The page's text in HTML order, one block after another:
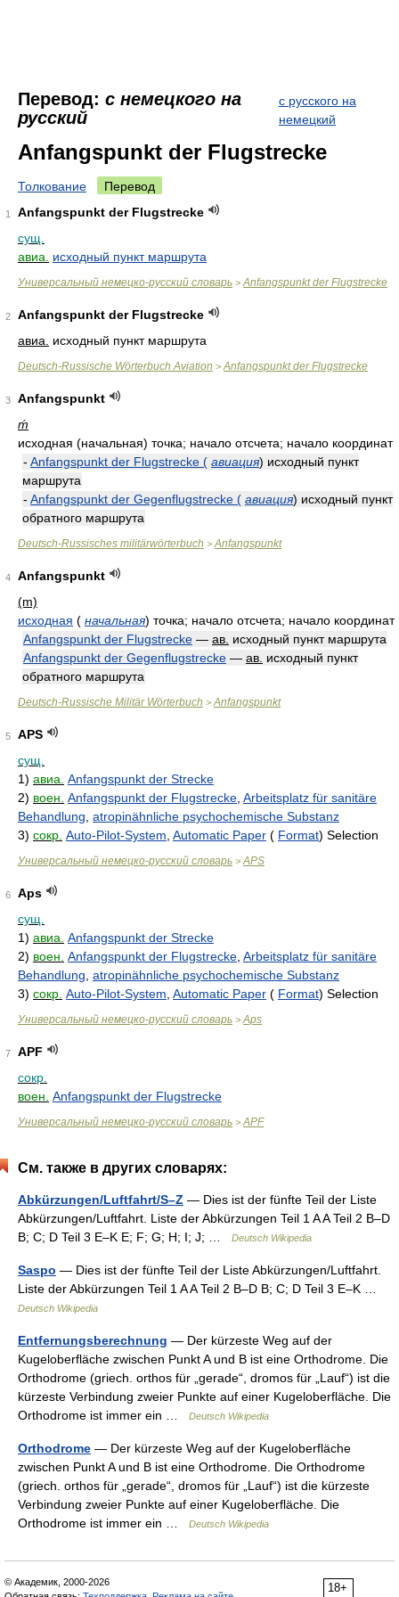
Перевод: с немецкого на
русский
с русского на
немецкий
Anfangspunkt der Flugstrecke
Толкование Перевод
1
Anfangspunkt der Flugstrecke
сущ.
авиа.
исходный пункт маршрута
Универсальный немецко-русский словарь > Anfangspunkt der Flugstrecke
2
Anfangspunkt der Flugstrecke
авиа.
исходный пункт маршрута
Deutsch-Russische Wörterbuch Aviation > Anfangspunkt der Flugstrecke
3
Anfangspunkt
ḿ
исходная (начальная) точка; начало отсчета; начало координат
- Anfangspunkt der Flugstrecke ( авиация) исходный пункт
маршрута
- Anfangspunkt der Gegenflugstrecke ( авиация) исходный пункт
обратного маршрута
Deutsch-Russisches militärwörterbuch > Anfangspunkt
4
Anfangspunkt
(m)
исходная ( начальная) точка; начало отсчета; начало координат
Anfangspunkt der Flugstrecke — ав. исходный пункт маршрута
Anfangspunkt der Gegenflugstrecke — ав. исходный пункт
обратного маршрута
Deutsch-Russische Militär Wörterbuch > Anfangspunkt
5
APS
сущ.
1) авиа. Anfangspunkt der Strecke
2) воен. Anfangspunkt der Flugstrecke Arbeitsplatz für sanitäre
Behandlung atropinähnliche psychochemische Substanz
3) сокр. Auto-Pilot-System Automatic Paper ( Format) Selection
Универсальный немецко-русский словарь > APS
6
Aps
сущ.
1) авиа. Anfangspunkt der Strecke
2) воен. Anfangspunkt der Flugstrecke Arbeitsplatz für sanitäre
Behandlung atropinähnliche psychochemische Substanz
3) сокр. Auto-Pilot-System Automatic Paper ( Format) Selection
Универсальный немецко-русский словарь > Aps
7
APF
сокр.
воен. Anfangspunkt der Flugstrecke
Универсальный немецко-русский словарь > APF
См. также в других словарях:
Abkürzungen/Luftfahrt/S–Z — Dies ist der fünfte Teil der Liste
Abkürzungen/Luftfahrt. Liste der Abkürzungen Teil 1 A A Teil 2 B–D
B; C; D Teil 3 E–K E; F; G; H; I; J; …
Deutsch Wikipedia
Saspo — Dies ist der fünfte Teil der Liste Abkürzungen/Luftfahrt.
Liste der Abkürzungen Teil 1 A A Teil 2 B–D B; C; D Teil 3 E–K …
Deutsch Wikipedia
Entfernungsberechnung — Der kürzeste Weg auf der
Kugeloberfläche zwischen Punkt A und B ist eine Orthodrome. Die
Orthodrome (griech. orthos für „gerade“, dromos für „Lauf“) ist die
kürzeste Verbindung zweier Punkte auf einer Kugeloberfläche. Die
Orthodrome ist immer ein …
Deutsch Wikipedia
Orthodrome — Der kürzeste Weg auf der Kugeloberfläche
zwischen Punkt A und B ist eine Orthodrome. Die Orthodrome
(griech. orthos für „gerade“, dromos für „Lauf“) ist die kürzeste
Verbindung zweier Punkte auf einer Kugeloberfläche. Die
Orthodrome ist immer ein …
Deutsch Wikipedia
18+
© Академик, 2000-2026